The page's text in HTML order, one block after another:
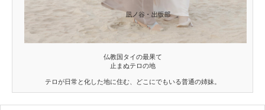
仏教国タイの最果て
止まぬテロの地
テロが日常と化した地に住む、どこにでもいる普通の姉妹。